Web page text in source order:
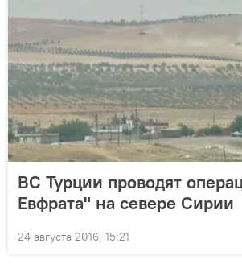
ВС Турции проводят
Евфрата" на севере Сирии
24 августа 2016, 15:21